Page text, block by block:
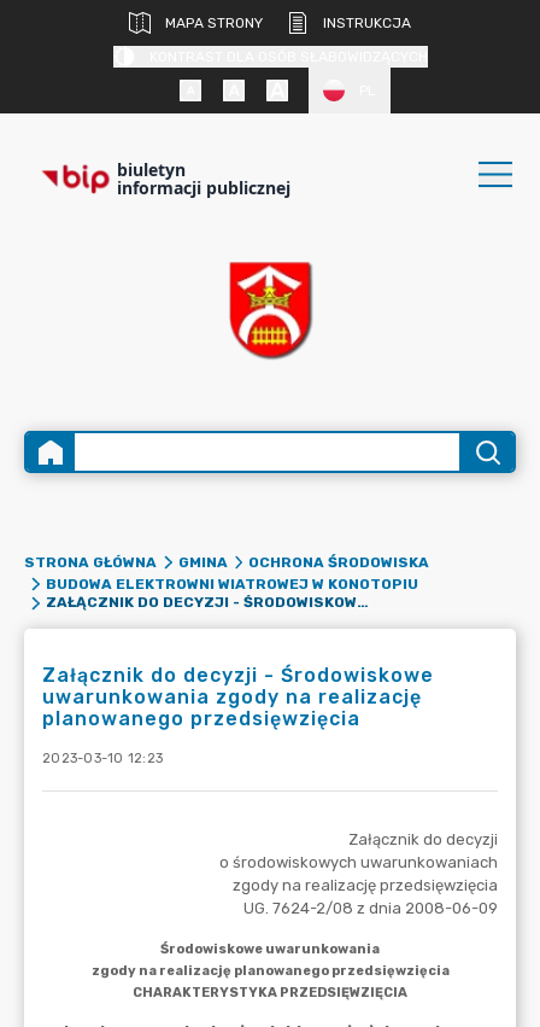
MAPA STRONY
INSTRUKCJA
biuletyn
informacji publicznej
STRONA GŁÓWNA GMINA
OCHRONA ŚRODOWISKA
BUDOWA ELEKTROWNI WIATROWEJ W KONOTOPIU
ZAŁĄCZNIK DO DECYZJI - ŚRODOWISKOWE UWARUNKOWANIA ZGODY NA REALIZACJĘ PLANOWANEGO PRZEDSIĘWZIĘCIA
Załącznik do decyzji - Środowiskowe
uwarunkowania zgody na realizację
planowanego przedsięwzięcia
2023-03-10 12:23